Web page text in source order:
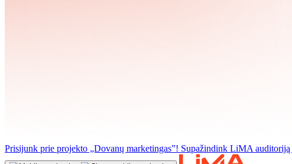
Prisijunk prie projekto „Dovanų marketingas”! Supažindink LiMA